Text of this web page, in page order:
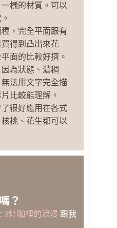
樣的材質。可以
，完全平面跟有
得到凸出來花
面的比較好擠。
為狀態、濃稠
法用文字完全描
比較能理解。
很好應用在各式
桃、花生都可以
？
#灶咖裡的浪漫 跟我